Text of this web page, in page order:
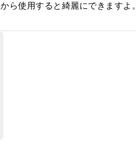
ら使用すると綺麗にできますよ。